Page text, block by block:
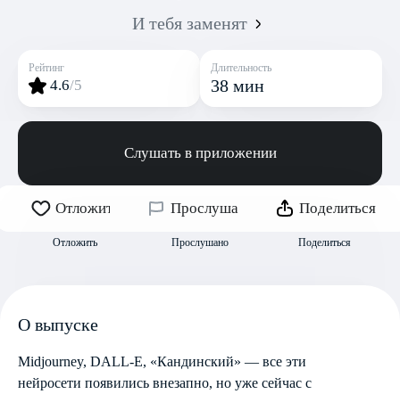
И тебя заменят
Рейтинг
4.6/5
Длительность
38 мин
Слушать в приложении
Отложить
Отложить
Прослушано
Прослушано
Поделиться
Поделиться
О выпуске
Midjourney, DALL-E, «Кандинский» — все эти
нейросети появились внезапно, но уже сейчас с